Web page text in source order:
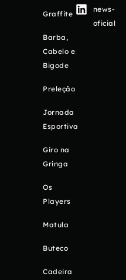
Graffite
Barba,
Cabelo e
Bigode
Preleção
Jornada
Esportiva
Giro na
Gringa
Os
Players
Matula
Buteco
Cadeira
news-
oficial